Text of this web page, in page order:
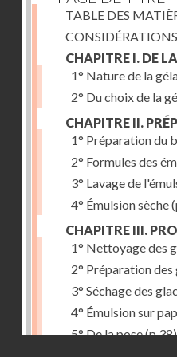
TABLE DES
CHAPITRE I. DE
1° Nature de la
2° Du choix de la
CHAPITRE II.
1° Préparation du
2° Formules des
3° Lavage de
4° Émulsion sèche
CHAPITRE III.
1° Nettoyage des
2° Préparation des
3° Séchage des
4° Émulsion sur
5° De la pose(p.38)